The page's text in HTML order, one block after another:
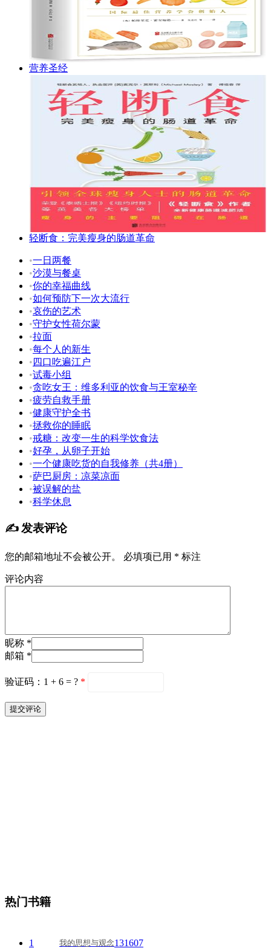
营养圣经
轻断食：完美瘦身的肠道革命
•一日两餐
•沙漠与餐桌
•你的幸福曲线
•如何预防下一次大流行
•哀伤的艺术
•守护女性荷尔蒙
•拉面
•每个人的新生
• 四口吃遍江户
•试毒小组
•贪吃女王：维多利亚的饮食与王室秘辛
•疲劳自救手册
•健康守护全书
•拯救你的睡眠
•戒糖：改变一生的科学饮食法
•好孕，从卵子开始
•一个健康吃货的自我修养（共4册）
•萨巴厨房：凉菜凉面
•被误解的盐
•科学休息
✍️ 发表评论
您的邮箱地址不会被公开。 必填项已用 * 标注
评论内容
昵称 *
邮箱 *
验证码：1 + 6 = ? *
热门书籍
1 我的思想与观念131607